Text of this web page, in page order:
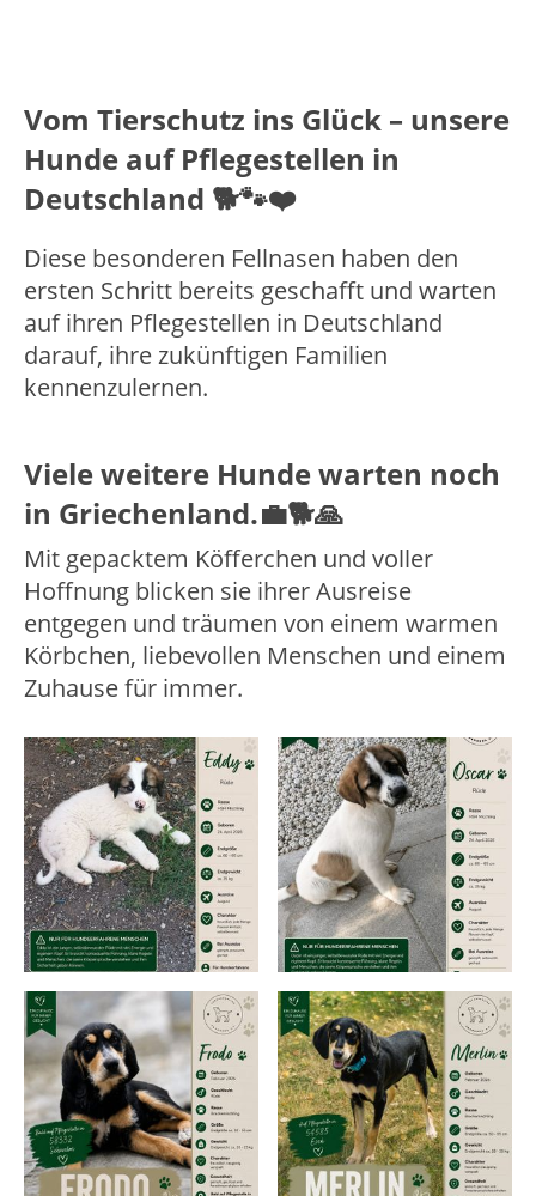
Vom Tierschutz ins Glück – unsere
Hunde auf Pflegestellen in
Deutschland 🐕🐾❤️
Diese besonderen Fellnasen haben den
ersten Schritt bereits geschafft und warten
auf ihren Pflegestellen in Deutschland
darauf, ihre zukünftigen Familien
kennenzulernen.
Viele weitere Hunde warten noch
in Griechenland.💼🐕🙏
Mit gepacktem Köfferchen und voller
Hoffnung blicken sie ihrer Ausreise
entgegen und träumen von einem warmen
Körbchen, liebevollen Menschen und einem
Zuhause für immer.